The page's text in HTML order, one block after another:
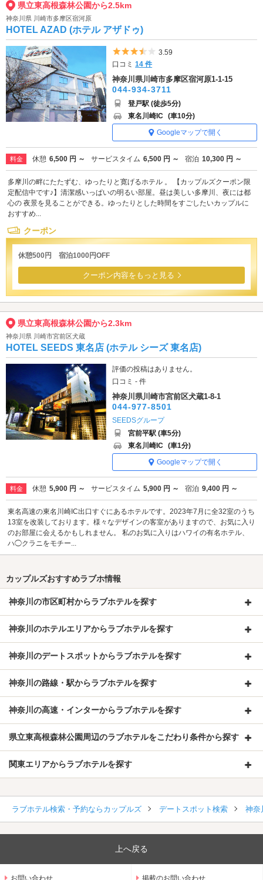
県立東高根森林公園から2.5km
神奈川県 川崎市多摩区宿河原
HOTEL AZAD (ホテル アザドゥ)
5つ星のうち3.5
3.59
口コミ14 件
神奈川県川崎市多摩区宿河原1-1-15
044-934-3711
登戸駅 (徒歩5分)
東名川崎IC (車10分)
Googleマップで開く
料金 休憩 6,500 円 ～ サービスタイム 6,500 円 ～ 宿泊 10,300 円 ～
多摩川の畔にたたずむ、ゆったりと寛げるホテル 。 【カップルズクーポン限
定配信中です♪】清潔感いっぱいの明るい部屋。昼は美しい多摩川、夜には都
心の 夜景を見ることができる。ゆったりとした時間をすごしたいカップルに
おすすめ...
クーポン
休憩500円 宿泊1000円OFF
クーポン内容をもっと見る
県立東高根森林公園から2.3km
神奈川県 川崎市宮前区犬蔵
HOTEL SEEDS 東名店 (ホテル シーズ 東名店)
評価の投稿はありません。
口コミ - 件
神奈川県川崎市宮前区犬蔵1-8-1
044-977-8501
SEEDSグループ
宮前平駅 (車5分)
東名川崎IC (車1分)
Googleマップで開く
料金 休憩 5,900 円 ～ サービスタイム 5,900 円 ～ 宿泊 9,400 円 ～
東名高速の東名川崎IC出口すぐにあるホテルです。2023年7月に全32室のうち
13室を改装しております。様々なデザインの客室がありますので、お気に入り
のお部屋に会えるかもしれません。 私のお気に入りはハワイの有名ホテル、
ハ◯クラニをモチー...
カップルズおすすめラブホ情報
神奈川の市区町村からラブホテルを探す
神奈川のホテルエリアからラブホテルを探す
神奈川のデートスポットからラブホテルを探す
神奈川の路線・駅からラブホテルを探す
神奈川の高速・インターからラブホテルを探す
県立東高根森林公園周辺のラブホテルをこだわり条件から探す
関東エリアからラブホテルを探す
ラブホテル検索・予約ならカップルズ デートスポット検索 神奈
上へ戻る